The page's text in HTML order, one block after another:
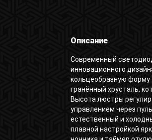
Описание
Современный
инновационного
кольцеобразную форму
гранённый хрусталь,
Высота люстры
управлением через
естественный и
плавной настройкой